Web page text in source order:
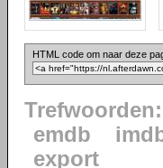
HTML code om naar deze
Trefwoorden:
emdb
export